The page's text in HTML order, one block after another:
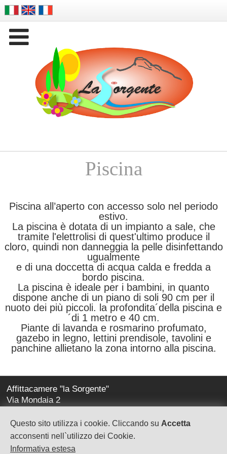
Questo sito utilizza i cookie. Cliccando su Accetta
acconsenti nell`utilizzo dei Cookie.
Informativa estesa

Piscina
Piscina all’aperto con accesso solo nel periodo
estivo.
La piscina è dotata di un impianto a sale, che
tramite l'elettrolisi di quest'ultimo produce il
cloro, quindi non danneggia la pelle disinfettando
ugualmente
e di una doccetta di acqua calda e fredda a
bordo piscina.
La piscina è ideale per i bambini, in quanto
dispone anche di un piano di soli 90 cm per il
nuoto dei più piccoli. la profondita´della piscina e
´di 1 metro e 40 cm.
Piante di lavanda e rosmarino profumato,
gazebo in legno, lettini prendisole, tavolini e
panchine allietano la zona intorno alla piscina.
Affittacamere "la Sorgente"
Via Mondaia 2
la-sorgente@virgilio.it